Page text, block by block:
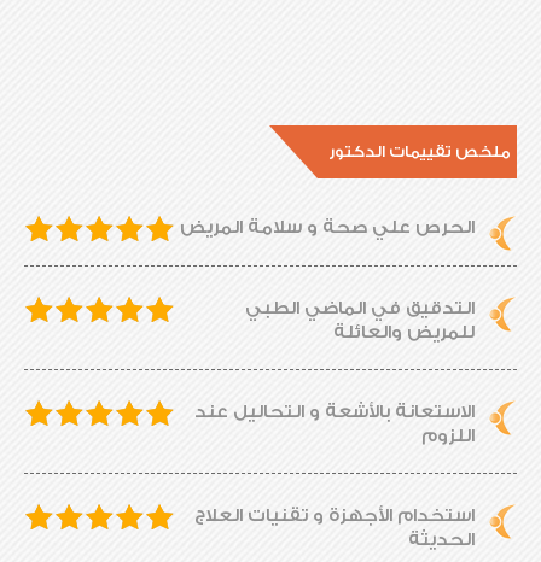
ملخص تقييمات الدكتور
الحرص علي صحة و سلامة المريض
التدقيق في الماضي الطبي
للمريض والعائلة
الاستعانة بالأشعة و التحاليل عند
اللزوم
استخدام الأجهزة و تقنيات العلاج
الحديثة